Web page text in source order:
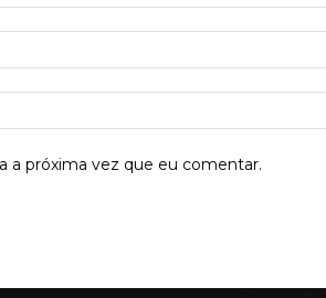
a próxima vez que eu comentar.